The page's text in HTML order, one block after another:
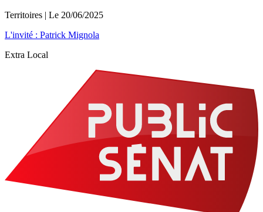
Territoires | Le 20/06/2025
L'invité : Patrick Mignola
Extra Local